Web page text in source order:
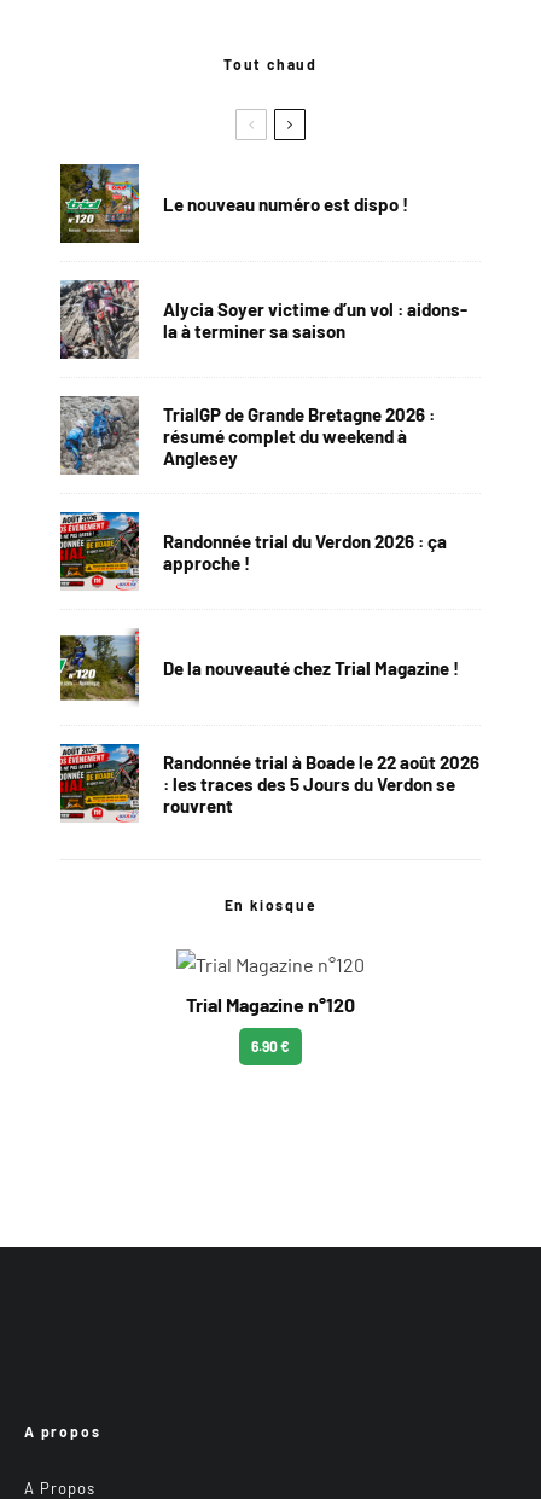
Tout chaud
Le nouveau numéro est dispo !
Alycia Soyer victime d’un vol : aidons-
la à terminer sa saison
TrialGP de Grande Bretagne 2026 :
résumé complet du weekend à
Anglesey
Randonnée trial du Verdon 2026 : ça
approche !
De la nouveauté chez Trial Magazine !
Randonnée trial à Boade le 22 août 2026
: les traces des 5 Jours du Verdon se
rouvrent
En kiosque
Trial Magazine n°120
6.90 €
A propos
A Propos